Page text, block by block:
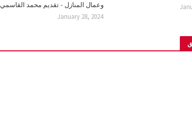
وعمال المنازل - تقديم محمد القاسمي
January 28, 2024